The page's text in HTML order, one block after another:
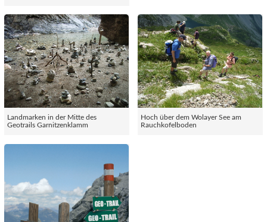
Landmarken in der Mitte des
Geotrails Garnitzenklamm
Hoch über dem Wolayer See am
Rauchkofelboden